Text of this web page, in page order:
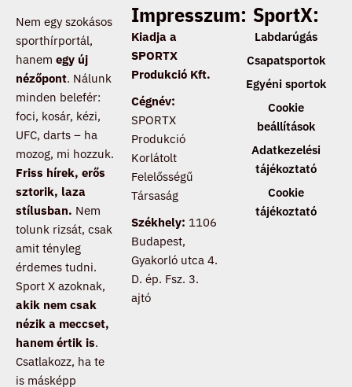
Nem egy szokásos
sporthírportál,
hanem egy új
nézőpont. Nálunk
minden belefér:
foci, kosár, kézi,
UFC, darts – ha
mozog, mi hozzuk.
Friss hírek, erős
sztorik, laza
stílusban. Nem
tolunk rizsát, csak
amit tényleg
érdemes tudni.
Sport X azoknak,
akik nem csak
nézik a meccset,
hanem értik is.
Csatlakozz, ha te
is másképp
Impresszum:
Kiadja a
SPORTX
Produkció Kft.
Cégnév:
SPORTX
Produkció
Korlátolt
Felelősségű
Társaság
Székhely: 1106
Budapest,
Gyakorló utca 4.
D. ép. Fsz. 3.
ajtó
SportX:
Labdarúgás
Csapatsportok
Egyéni sportok
Cookie
beállítások
Adatkezelési
tájékoztató
Cookie
tájékoztató